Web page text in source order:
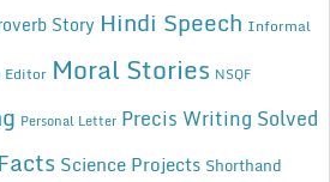
Story Hindi Speech Informal
Editor Moral Stories NSQF
Personal Letter Precis Writing Solved
Science Projects Shorthand